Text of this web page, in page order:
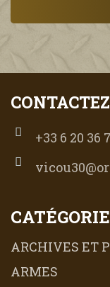
+33 6 20 36
ARCHIVES ET
ARMES